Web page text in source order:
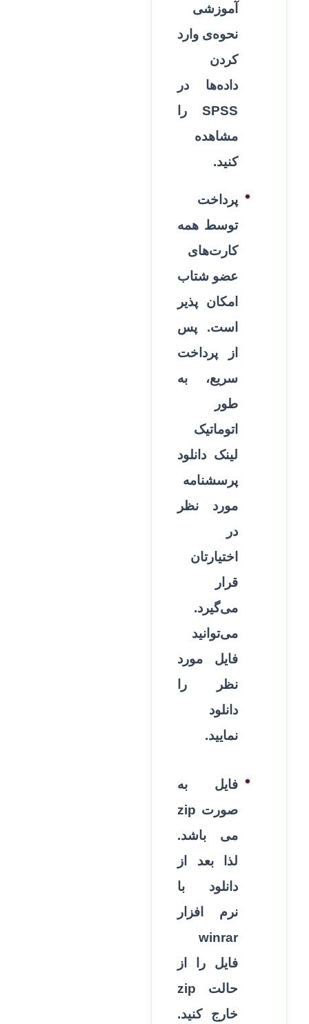
آموزشی
نحوه‌ی وارد
کردن
داده‌ها در
SPSS را
مشاهده
کنید.
پرداخت
توسط همه
کارت‌های
عضو شتاب
امکان پذیر
است. پس
از پرداخت
سریع، به
طور
اتوماتیک
لینک دانلود
پرسشنامه
مورد نظر
در
اختیارتان
قرار
می‌گیرد.
می‌توانید
فایل مورد
نظر را
دانلود
نمایید.
فایل به
صورت zip
می باشد.
لذا بعد از
دانلود با
نرم افزار
winrar
فایل را از
حالت zip
خارج کنید.